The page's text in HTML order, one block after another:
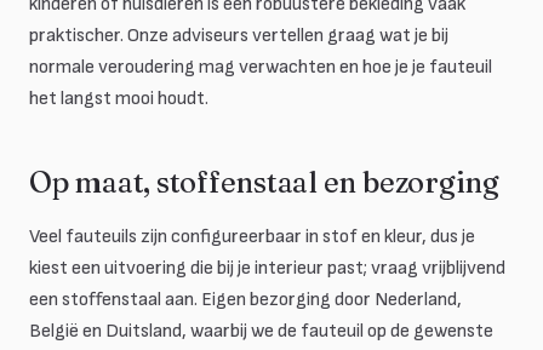
praktischer. Onze adviseurs vertellen graag wat je bij
normale veroudering mag verwachten en hoe je je fauteuil
het langst mooi houdt.
Op maat, stoffenstaal en bezorging
Veel fauteuils zijn configureerbaar in stof en kleur, dus je
kiest een uitvoering die bij je interieur past; vraag vrijblijvend
een stoffenstaal aan. Eigen bezorging door Nederland,
België en Duitsland, waarbij we de fauteuil op de gewenste